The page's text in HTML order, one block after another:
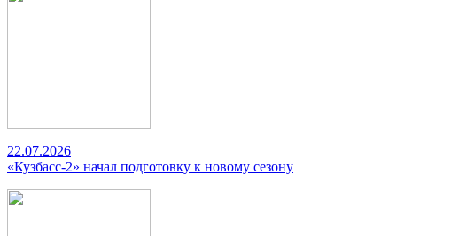
22.07.2026
«Кузбасс-2» начал подготовку к новому сезону